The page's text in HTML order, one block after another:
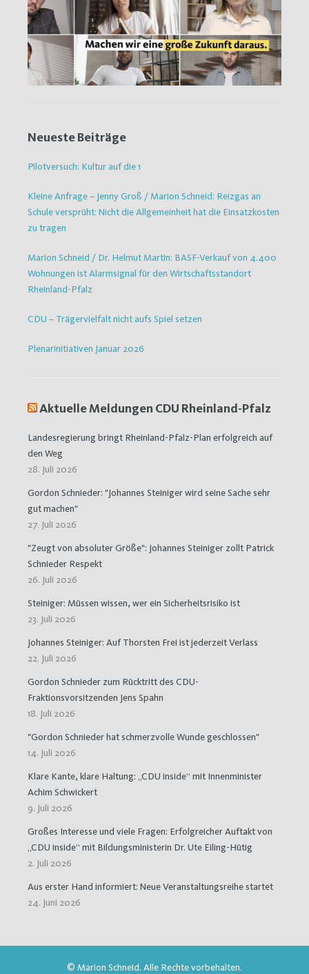
Neueste Beiträge
Pilotversuch: Kultur auf die 1
Kleine Anfrage – Jenny Groß / Marion Schneid: Reizgas an
Schule versprüht: Nicht die Allgemeinheit hat die Einsatzkosten
zu tragen
Marion Schneid / Dr. Helmut Martin: BASF-Verkauf von 4.400
Wohnungen ist Alarmsignal für den Wirtschaftsstandort
Rheinland-Pfalz
CDU – Trägervielfalt nicht aufs Spiel setzen
Plenarinitiativen Januar 2026
Aktuelle Meldungen CDU Rheinland-Pfalz
Landesregierung bringt Rheinland-Pfalz-Plan erfolgreich auf
den Weg
28. Juli 2026
Gordon Schnieder: "Johannes Steiniger wird seine Sache sehr
gut machen"
27. Juli 2026
"Zeugt von absoluter Größe": Johannes Steiniger zollt Patrick
Schnieder Respekt
26. Juli 2026
Steiniger: Müssen wissen, wer ein Sicherheitsrisiko ist
23. Juli 2026
Johannes Steiniger: Auf Thorsten Frei ist jederzeit Verlass
22. Juli 2026
Gordon Schnieder zum Rücktritt des CDU-
Fraktionsvorsitzenden Jens Spahn
18. Juli 2026
"Gordon Schnieder hat schmerzvolle Wunde geschlossen"
14. Juli 2026
Klare Kante, klare Haltung: „CDU inside“ mit Innenminister
Achim Schwickert
9. Juli 2026
Großes Interesse und viele Fragen: Erfolgreicher Auftakt von
„CDU inside“ mit Bildungsministerin Dr. Ute Eiling-Hütig
2. Juli 2026
Aus erster Hand informiert: Neue Veranstaltungsreihe startet
24. Juni 2026
© Marion Schneid. Alle Rechte vorbehalten.